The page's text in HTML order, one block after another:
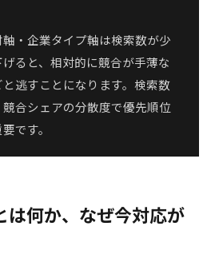
・企業タイプ軸は検索数が少
ると、相対的に競合が手薄な
逃すことになります。検索数
合シェアの分散度で優先順位
です。
は何か、なぜ今対応が